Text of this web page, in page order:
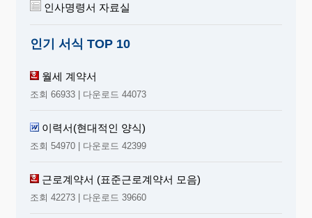
인사명령서 자료실
인기 서식 TOP 10
월세 계약서
조회 66933 | 다운로드 44073
이력서(현대적인 양식)
조회 54970 | 다운로드 42399
근로계약서 (표준근로계약서 모음)
조회 42273 | 다운로드 39660